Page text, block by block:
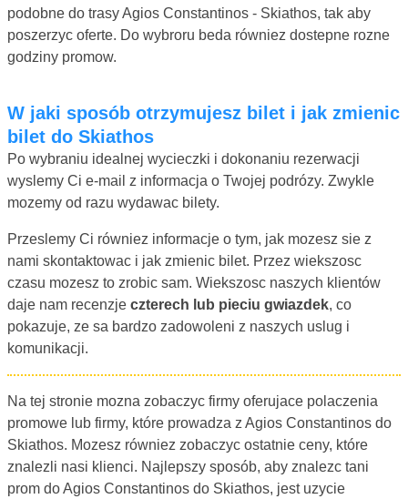
podobne do trasy Agios Constantinos - Skiathos, tak aby
poszerzyc oferte. Do wybroru beda równiez dostepne rozne
godziny promow.
W jaki sposób otrzymujesz bilet i jak zmienic
bilet do Skiathos
Po wybraniu idealnej wycieczki i dokonaniu rezerwacji
wyslemy Ci e-mail z informacja o Twojej podrózy. Zwykle
mozemy od razu wydawac bilety.
Przeslemy Ci równiez informacje o tym, jak mozesz sie z
nami skontaktowac i jak zmienic bilet. Przez wiekszosc
czasu mozesz to zrobic sam. Wiekszosc naszych klientów
daje nam recenzje czterech lub pieciu gwiazdek, co
pokazuje, ze sa bardzo zadowoleni z naszych uslug i
komunikacji.
Na tej stronie mozna zobaczyc firmy oferujace polaczenia
promowe lub firmy, które prowadza z Agios Constantinos do
Skiathos. Mozesz równiez zobaczyc ostatnie ceny, które
znalezli nasi klienci. Najlepszy sposób, aby znalezc tani
prom do Agios Constantinos do Skiathos, jest uzycie